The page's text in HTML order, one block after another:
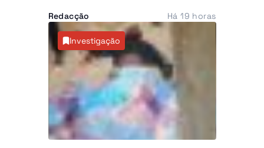
meses. Segundo as autoridades, as
agressões terão provocado um parto
prematuro que culminou na morte do
bebé, seguindo-se depois o
falecimento da mulher devido à
gravidade dos ferimentos.
Redacção Há 19 horas
Investigação